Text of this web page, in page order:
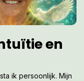
en
ik persoonlijk. Mijn